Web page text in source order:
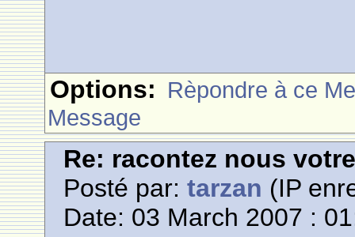
Options: Rèpondre à ce
Message
Re: racontez nous
Posté par:tarzan (IP
Date: 03 March 2007 :